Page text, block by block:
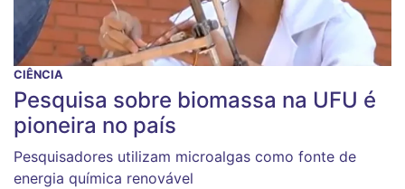
CIÊNCIA
Pesquisa sobre biomassa na UFU é
pioneira no país
Pesquisadores utilizam microalgas como fonte de
energia química renovável